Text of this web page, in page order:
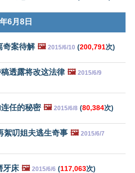
6月8日
奇案待解 🖼️ 2015/6/10 (200,791次)
透露将改这法律 🖼️ 2015/6/9
任的秘密 🖼️ 2015/6/8 (80,384次)
絮叨姐夫逃生奇事 🖼️ 2015/6/7
牙床 🖼️ 2015/6/6 (117,063次)